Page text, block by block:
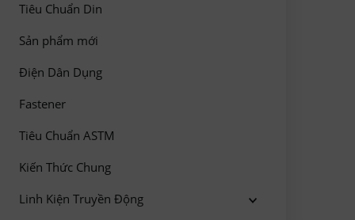
Tiêu Chuẩn Din
Sản phẩm mới
Điện Dân Dụng
Fastener
Tiêu Chuẩn ASTM
Kiến Thức Chung
Linh Kiện Truyền Động